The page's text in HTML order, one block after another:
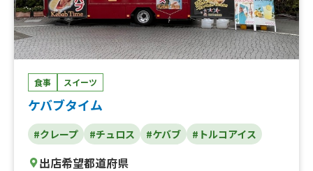
食事 スイーツ
ケバブタイム
#クレープ #チュロス #ケバブ #トルコアイス
出店希望都道府県